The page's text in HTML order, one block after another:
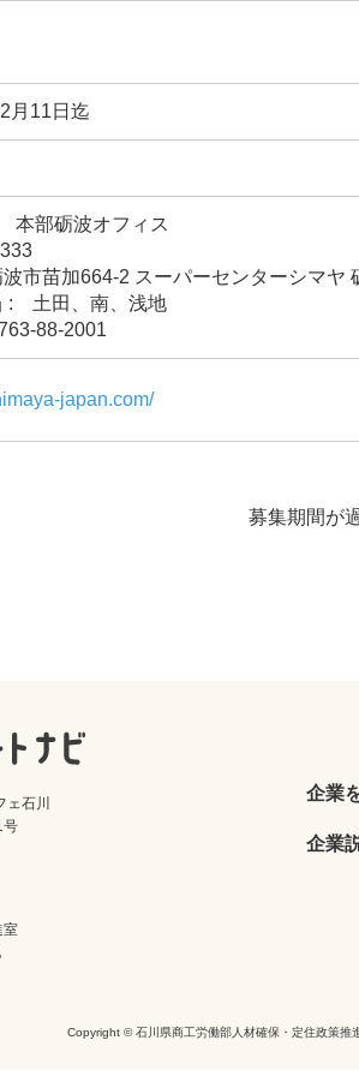
月11日迄
本部砺波オフィス
市苗加664-2 スーパーセンターシマヤ
: 土田、南、浅地
88-2001
japan.com/
募集期間が
石川
号
室
企業
企業
Copyright © 石川県商工労働部人材確保・定住政策推